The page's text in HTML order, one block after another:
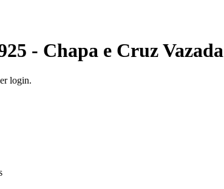
- Chapa e Cruz Vazada
login.